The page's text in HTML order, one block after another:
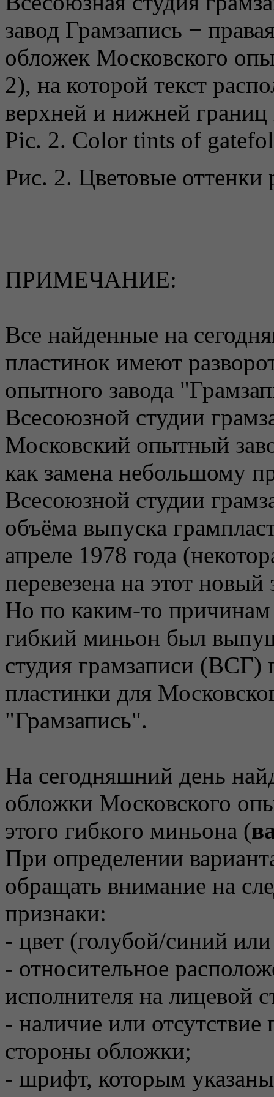
Pic. 2. Color tints of
Рис. 2. Цветовые
ПРИМЕЧАНИЕ:
Все найденные на
пластинок имеют
опытного завода
Всесоюзной студии
Московский опытный
как замена небольшому
Всесоюзной студии
объёма выпуска
апреле 1978 года
перевезена на этот
Но по каким-то причинам
гибкий миньон был
студия грамзаписи (ВСГ)
пластинки для
"Грамзапись".
На сегодняшний день
обложки Московского
этого гибкого миньона (
При определении
обращать внимание на
признаки:
- цвет (голубой/синий
- относительное
исполнителя на лицевой
- наличие или
стороны обложки;
- шрифт, которым